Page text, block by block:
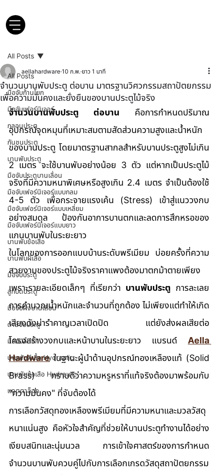
All Posts
มือจับก้านโยก
มือจับเฟอร์นิเจอร์
กลอนประตู
กันชนประตู
บานพับประตู
มือจับประตูบานเลื่อน
มือจับเฟอร์นิเจอร์แบบกลม
มือจับเฟอร์นิเจอร์แบบเหลี่ยม
มือจับเฟอร์นิเจอร์แบบยาว
บานพับข้อเสือ
บานพับผีเสื้อ
มือจับประตู
ลูกบิดประตู
มือจับฝังบานเลื่อน
ด้ามจับประตู
มือจับลิ้นชัก
บานพับผีเสื้อ Hydraulic
บานพับข้อเสือ Hydraulic
แคตตาล็อก
All Posts
จำนวนบานพับประตู ต่อบาน มาตรฐานวิศวกรรมสถาปัตยกรรม
เพื่อความมั่นคงและยั่งยืนของบานประตูไม้จริง
aellahardware 10 ก.พ. ยาว 1 นาที
จำนวนบานพับประตู ต่อบาน คือการกำหนดปริมาณ
อุปกรณ์จุดหมุนที่เหมาะสมตามสัดส่วนความสูงและน้ำหนัก
ของบานประตู โดยมาตรฐานสากลสำหรับบานประตูสูงไม่เกิน
2 เมตร จะใช้บานพับอย่างน้อย 3 ตัว แต่หากเป็นประตูไม้
จริงที่มีความหนาพิเศษหรือสูงเกิน 2.4 เมตร จำเป็นต้องใช้
4-5 ตัว เพื่อกระจายแรงเค้น (Stress) เข้าสู่แนววงกบ
อย่างสมดุล ป้องกันอาการบานตกและลดการสึกหรอของ
แกนบานพับในระยะยาว
ในโลกของการออกแบบบ้านระดับพรีเมียม บ่อยครั้งที่ความ
สวยงามของประตูไม้จริงราคาแพงต้องมาตกม้าตายเพียง
เพราะรายละเอียดเล็กๆ ที่เรียกว่า บานพับประตู การละเลย
การคำนวณน้ำหนักและจำนวนที่ถูกต้อง ไม่เพียงแต่ทำให้เกิด
เสียงดังน่ารำคาญเวลาเปิดปิด แต่ยังส่งผลเสียต่อ
โครงสร้างวงกบและหน้าบานในระยะยาว แบรนด์ Aella
Hardware ในฐานะผู้นำด้านอุปกรณ์ทองเหลืองแท้ (Solid
Brass) ทราบดีว่าความหรูหราที่แท้จริงต้องมาพร้อมกับ
"ความมั่นคง" ที่จับต้องได้
การเลือกวัสดุทองเหลืองพรีเมียมที่มีความหนาและมวลวัสดุ
หนาแน่นสูง คือหัวใจสำคัญที่ช่วยให้บานประตูทำงานได้อย่าง
เงียบสนิทและนุ่มนวล การเข้าใจศาสตร์ของการกำหนด
จำนวนบานพับควบคู่ไปกับการเลือกเกรดวัสดุสถาปัตยกรรม